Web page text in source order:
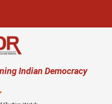
Indian Democracy